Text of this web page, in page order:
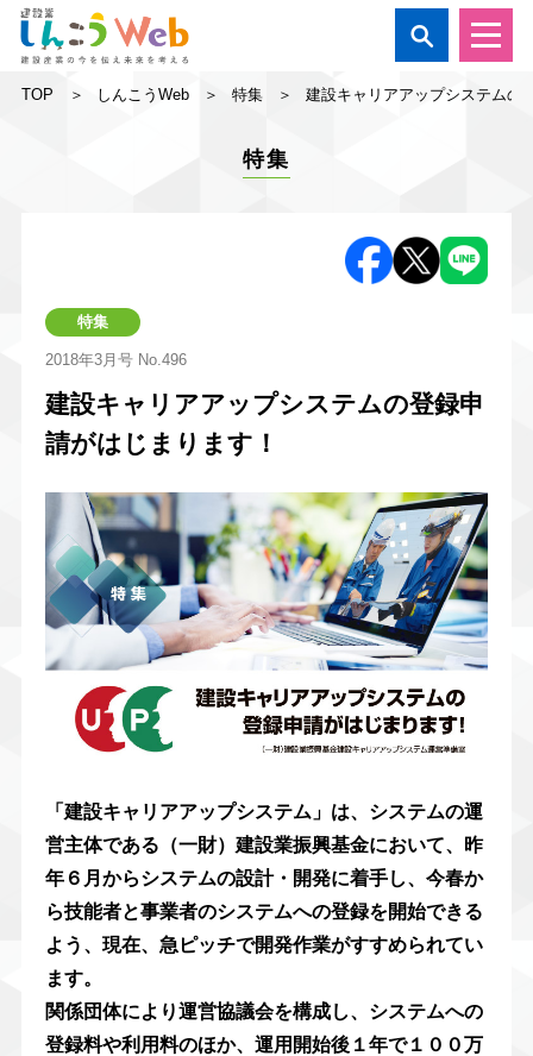

TOP しんこうWeb 特集 建設キャリアアップシステムの
特集
特集
2018年3月号No.496
建設キャリアアップシステムの登録申
請がはじまります！
「建設キャリアアップシステム」は、システムの運
営主体である（一財）建設業振興基金において、昨
年６月からシステムの設計・開発に着手し、今春か
ら技能者と事業者のシステムへの登録を開始できる
よう、現在、急ピッチで開発作業がすすめられてい
ます。
関係団体により運営協議会を構成し、システムへの
登録料や利用料のほか、運用開始後１年で１００万